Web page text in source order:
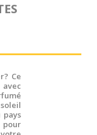
Ce
avec
pays
pour